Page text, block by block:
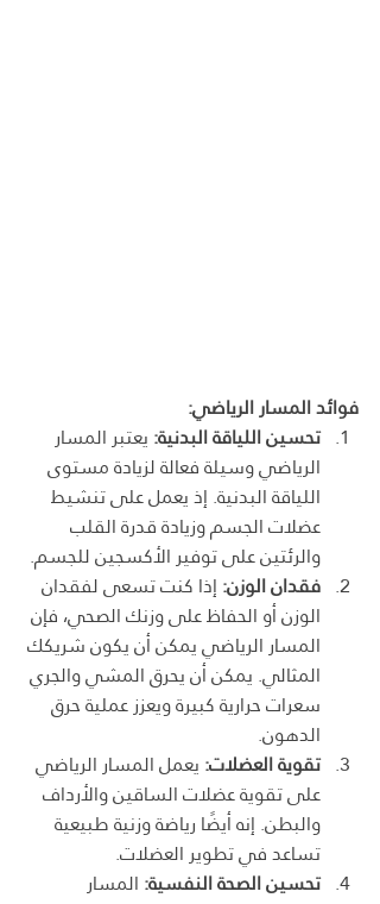
فوائد المسار الرياضي:
تحسين اللياقة البدنية: يعتبر المسار
الرياضي وسيلة فعالة لزيادة مستوى
اللياقة البدنية. إذ يعمل على تنشيط
عضلات الجسم وزيادة قدرة القلب
والرئتين على توفير الأكسجين للجسم.
فقدان الوزن: إذا كنت تسعى لفقدان
الوزن أو الحفاظ على وزنك الصحي، فإن
المسار الرياضي يمكن أن يكون شريكك
المثالي. يمكن أن يحرق المشي والجري
سعرات حرارية كبيرة ويعزز عملية حرق
الدهون.
تقوية العضلات: يعمل المسار الرياضي
على تقوية عضلات الساقين والأرداف
والبطن. إنه أيضًا رياضة وزنية طبيعية
تساعد في تطوير العضلات.
تحسين الصحة النفسية: المسار